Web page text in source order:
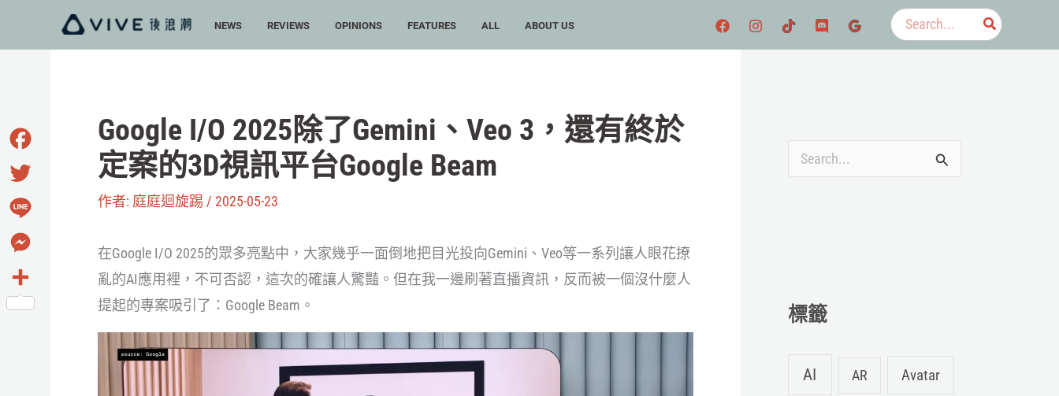
容
NEWS REVIEWS OPINIONS FEATURES ALL ABOUT US
搜
尋：
Google I/O 2025除了Gemini、Veo 3，還有終於
定案的3D視訊平台Google Beam
作者: 庭庭迴旋踢 / 2025-05-23
在Google I/O 2025的眾多亮點中，大家幾乎一面倒地把目光投向Gemini、Veo等一系列讓人眼花撩
亂的AI應用裡，不可否認，這次的確讓人驚豔。但在我一邊刷著直播資訊，反而被一個沒什麼人
提起的專案吸引了：Google Beam。
:標籤
AI AR Avatar
Facebook
Twitter
Line
Messenger
分